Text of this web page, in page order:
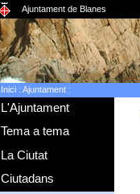
Ajuntament de Blanes
Inici: Ajuntament:
L'Ajuntament
Tema a tema
La Ciutat
Ciutadans